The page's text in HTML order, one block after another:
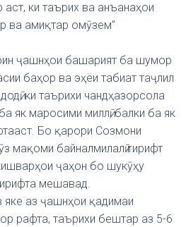
ки таърих ва анъанаҳои
ва амиқтар омӯзем”
ҷашнҳои башарият ба шумор
баҳор ва эҳёи табиат таҷлил
ки таърихи чандҳазорсола
як маросими миллӣ, балки ба як
Бо қарори Созмони
мақоми байналмилалӣ гирифт
ҷаҳон бо шукӯҳу
мешавад.
яке аз ҷашнҳои қадимаи
рафта, таърихи бештар аз 5-6